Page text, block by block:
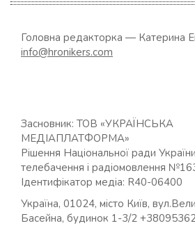
Головна редакторка — Катерина
info@hronikers.com
Засновник: ТОВ «УКРАЇНСЬКА
МЕДІАПЛАТФОРМА»
Рішення Національної ради
телебачення і радіомовлення
Ідентифікатор медіа: R40-06400
Україна, 01024, місто Київ,
Басейна, будинок 1-3/2